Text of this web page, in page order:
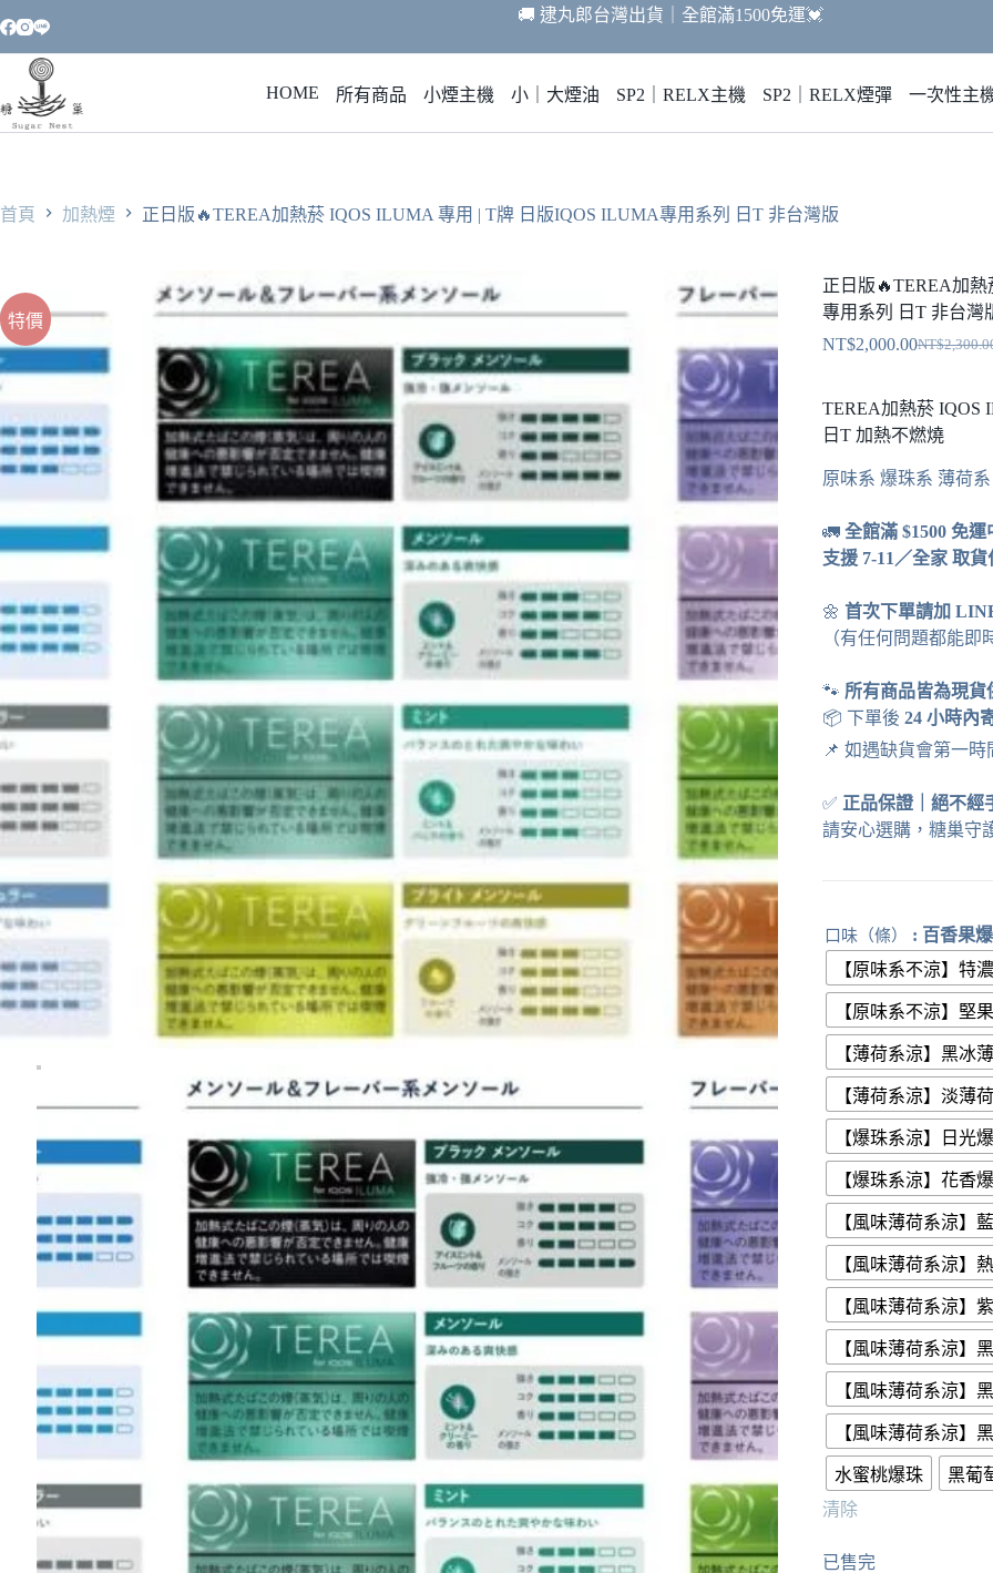
至
內
🚚 逮丸郎台灣出貨｜全館滿1500免運💓
HOME 所有商品 小煙主機 小｜大煙油 SP2｜RELX主機 SP2｜RELX煙彈 一次性主
首頁 加熱煙 正日版🔥TEREA加熱菸 IQOS ILUMA 專用 | T牌 日版IQOS ILUMA專用系列 日T 非台灣版
特價
正日版🔥TEREA加
專用系列 日T 非台灣
NT$
價
格：
NT$2,000.00
價
格：
TEREA加熱菸 IQOS
日T 加熱不燃燒
原味系 爆珠系 薄荷
🚛全館滿 $1500 免運
支援 7-11／全家 取貨
🌼 首次下單請加
（有任何問題都能即
🐾 所有商品皆為現貨
📦 下單後 24 小時內
📌 如遇缺貨會第一時
✅ 正品保證｜ 絕不經
請安心選購，糖巢守
口味（條）
: 百香果
【原味系不涼】特
【原味系不涼】堅果
【薄荷系涼】黑冰
【薄荷系涼】淡薄荷
【爆珠系涼】日光
【爆珠系涼】花香
【風味薄荷系涼】
【風味薄荷系涼】
【風味薄荷系涼】
【風味薄荷系涼】
【風味薄荷系涼】
【風味薄荷系涼】
水蜜桃爆珠
黑葡
清除
已售完